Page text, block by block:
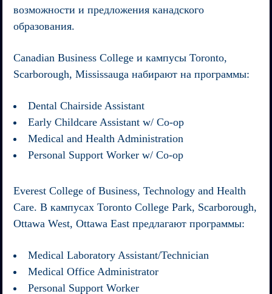
возможности и предложения канадского
образования.
Canadian Business Collegeи кампусы Toronto,
Scarborough, Mississauga набирают на программы:
Dental Chairside Assistant
Early Childcare Assistant w/ Co-op
Medical and Health Administration
Personal Support Worker w/ Co-op
Everest College of Business, Technology and Health
Care. В кампусах Toronto College Park, Scarborough,
Ottawa West, Ottawa East предлагают программы:
Medical Laboratory Assistant/Technician
Medical Office Administrator
Personal Support Worker